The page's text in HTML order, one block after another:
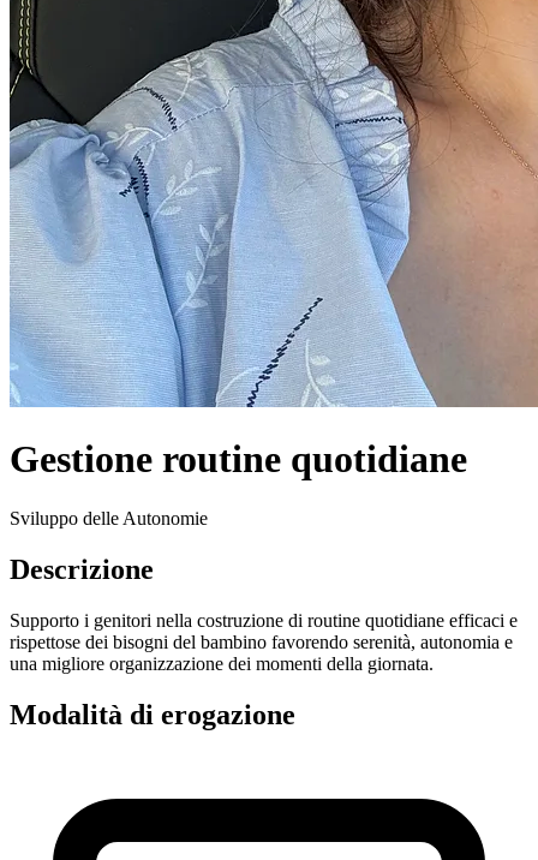
Gestione routine quotidiane
Sviluppo delle Autonomie
Descrizione
Supporto i genitori nella costruzione di routine quotidiane efficaci e
rispettose dei bisogni del bambino favorendo serenità, autonomia e
una migliore organizzazione dei momenti della giornata.
Modalità di erogazione